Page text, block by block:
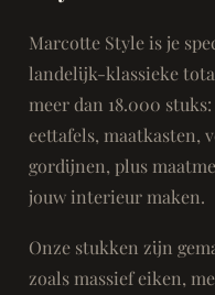
Marcotte Style is je
landelijk-klassieke
meer dan 18.000
eettafels, maatkasten,
gordijnen, plus
jouw interieur maken.
Onze stukken zijn
zoals massief eiken,